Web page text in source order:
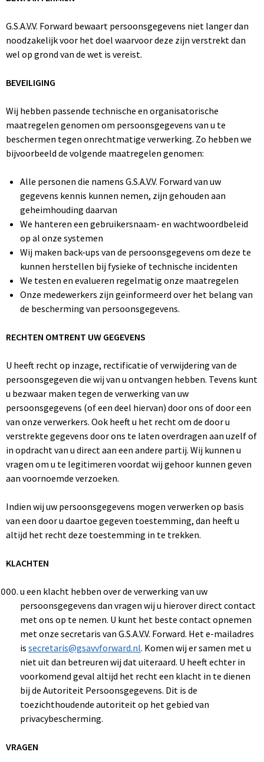
G.S.A.V.V. Forward bewaart persoonsgegevens niet langer dan
noodzakelijk voor het doel waarvoor deze zijn verstrekt dan
wel op grond van de wet is vereist.
BEVEILIGING
Wij hebben passende technische en organisatorische
maatregelen genomen om persoonsgegevens van u te
beschermen tegen onrechtmatige verwerking. Zo hebben we
bijvoorbeeld de volgende maatregelen genomen:
Alle personen die namens G.S.A.V.V. Forward van uw
gegevens kennis kunnen nemen, zijn gehouden aan
geheimhouding daarvan
We hanteren een gebruikersnaam- en wachtwoordbeleid
op al onze systemen
Wij maken back-ups van de persoonsgegevens om deze te
kunnen herstellen bij fysieke of technische incidenten
We testen en evalueren regelmatig onze maatregelen
Onze medewerkers zijn geïnformeerd over het belang van
de bescherming van persoonsgegevens.
RECHTEN OMTRENT UW GEGEVENS
U heeft recht op inzage, rectificatie of verwijdering van de
persoonsgegeven die wij van u ontvangen hebben. Tevens kunt
u bezwaar maken tegen de verwerking van uw
persoonsgegevens (of een deel hiervan) door ons of door een
van onze verwerkers. Ook heeft u het recht om de door u
verstrekte gegevens door ons te laten overdragen aan uzelf of
in opdracht van u direct aan een andere partij. Wij kunnen u
vragen om u te legitimeren voordat wij gehoor kunnen geven
aan voornoemde verzoeken.
Indien wij uw persoonsgegevens mogen verwerken op basis
van een door u daartoe gegeven toestemming, dan heeft u
altijd het recht deze toestemming in te trekken.
KLACHTEN
u een klacht hebben over de verwerking van uw
persoonsgegevens dan vragen wij u hierover direct contact
met ons op te nemen. U kunt het beste contact opnemen
met onze secretaris van G.S.A.V.V. Forward. Het e-mailadres
is secretaris@gsavvforward.nl. Komen wij er samen met u
niet uit dan betreuren wij dat uiteraard. U heeft echter in
voorkomend geval altijd het recht een klacht in te dienen
bij de Autoriteit Persoonsgegevens. Dit is de
toezichthoudende autoriteit op het gebied van
privacybescherming.
VRAGEN